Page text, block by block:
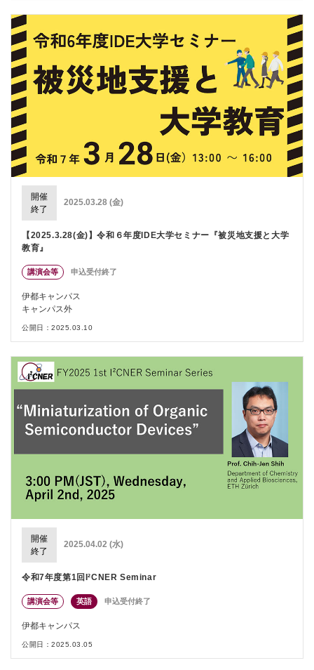
開催
終了
2025.03.28 (金)
【2025.3.28(金)】令和６年度IDE大学セミナー『被災地支援と大学
教育』
講演会等 申込受付終了
伊都キャンパス
キャンパス外
公開日：2025.03.10
開催
終了
2025.04.02 (水)
令和7年度第1回I²CNER Seminar
講演会等 英語 申込受付終了
伊都キャンパス
公開日：2025.03.05